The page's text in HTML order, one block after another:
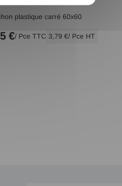
plastique carré 60x60
€/ Pce TTC 3,79 €/ Pce HT